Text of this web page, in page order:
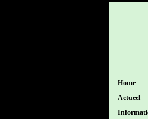
Home
Actueel